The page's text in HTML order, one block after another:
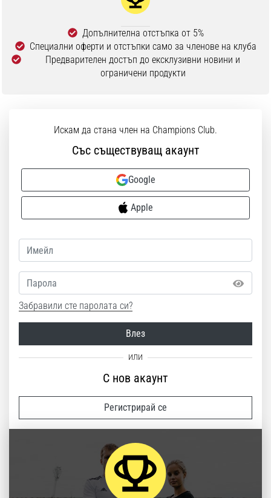
Допълнителна отстъпка от 5%
Специални оферти и отстъпки само за членове на клуба
Предварителен достъп до ексклузивни новини и
ограничени продукти
Искам да стана член на Champions Club.
Със съществуващ акаунт
Google
Apple
Парола
Забравили сте паролата си?
Влез
С нов акаунт
Регистрирай се